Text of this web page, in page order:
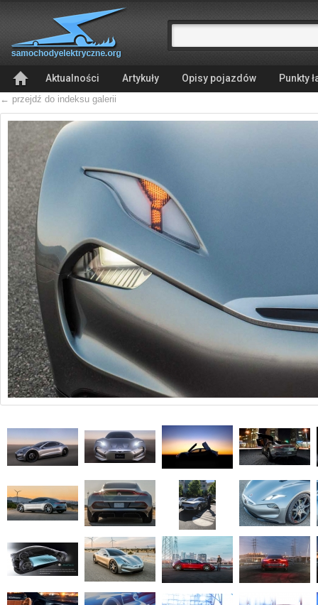
Aktualności Artykuły Opisy pojazdów Punkty
← przejdź do indeksu galerii